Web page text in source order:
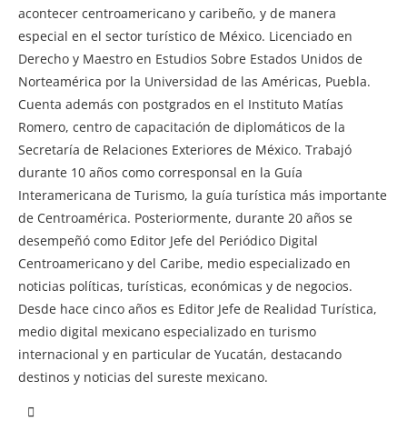
acontecer centroamericano y caribeño, y de manera
especial en el sector turístico de México. Licenciado en
Derecho y Maestro en Estudios Sobre Estados Unidos de
Norteamérica por la Universidad de las Américas, Puebla.
Cuenta además con postgrados en el Instituto Matías
Romero, centro de capacitación de diplomáticos de la
Secretaría de Relaciones Exteriores de México. Trabajó
durante 10 años como corresponsal en la Guía
Interamericana de Turismo, la guía turística más importante
de Centroamérica. Posteriormente, durante 20 años se
desempeñó como Editor Jefe del Periódico Digital
Centroamericano y del Caribe, medio especializado en
noticias políticas, turísticas, económicas y de negocios.
Desde hace cinco años es Editor Jefe de Realidad Turística,
medio digital mexicano especializado en turismo
internacional y en particular de Yucatán, destacando
destinos y noticias del sureste mexicano.